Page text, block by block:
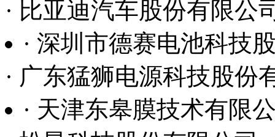
· 松昂科技股份有限公司
· 深圳市星源材质科技
· 妙盛新能源有限公司
· 成都鼎恒新能源有限